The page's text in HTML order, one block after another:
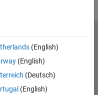
(English)
(English)
(Deutsch)
(English)
Contacts locaux